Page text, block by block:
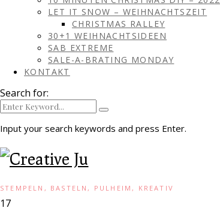
LET IT SNOW – WEIHNACHTSZEIT
CHRISTMAS RALLEY
30+1 WEIHNACHTSIDEEN
SAB EXTREME
SALE-A-BRATING MONDAY
KONTAKT
Search for:
Input your search keywords and press Enter.
STEMPELN, BASTELN, PULHEIM, KREATIV
17